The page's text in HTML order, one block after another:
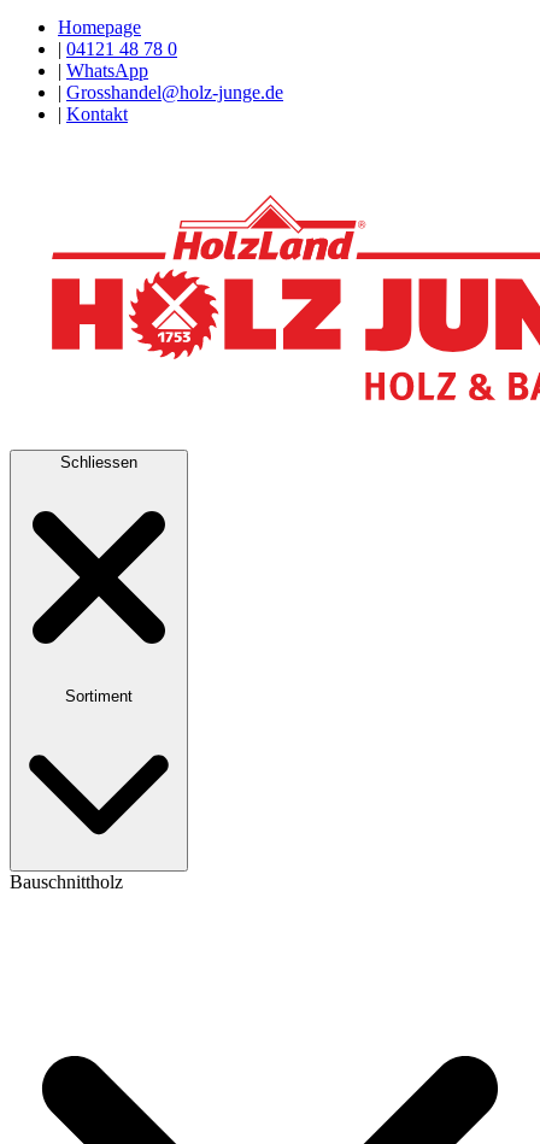
Homepage
| 04121 48 78 0
| WhatsApp
| Grosshandel@holz-junge.de
| Kontakt
Schliessen
Sortiment
Bauschnittholz